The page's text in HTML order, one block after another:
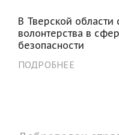
В Тверской области
волонтерства в
безопасности
ПОДРОБНЕЕ